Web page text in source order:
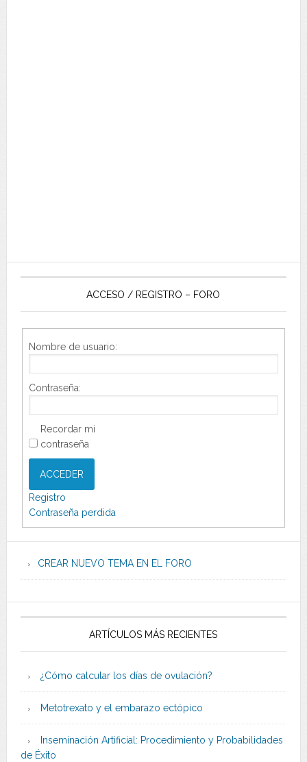
ACCESO / REGISTRO – FORO
Nombre de usuario:
Contraseña:
Recordar mi
contraseña
ACCEDER
Registro
Contraseña perdida
CREAR NUEVO TEMA EN EL FORO
ARTÍCULOS MÁS RECIENTES
¿Cómo calcular los días de ovulación?
Metotrexato y el embarazo ectópico
Inseminación Artificial: Procedimiento y Probabilidades
de Éxito